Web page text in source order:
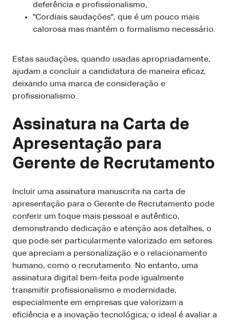
deferência e profissionalismo,
"Cordiais saudações", que é um pouco mais
calorosa mas mantém o formalismo necessário.
Estas saudações, quando usadas apropriadamente,
ajudam a concluir a candidatura de maneira eficaz,
deixando uma marca de consideração e
profissionalismo.
Assinatura na Carta de
Apresentação para
Gerente de Recrutamento
Incluir uma assinatura manuscrita na carta de
apresentação para o Gerente de Recrutamento pode
conferir um toque mais pessoal e autêntico,
demonstrando dedicação e atenção aos detalhes, o
que pode ser particularmente valorizado em setores
que apreciam a personalização e o relacionamento
humano, como o recrutamento. No entanto, uma
assinatura digital bem-feita pode igualmente
transmitir profissionalismo e modernidade,
especialmente em empresas que valorizam a
eficiência e a inovação tecnológica; o ideal é avaliar a